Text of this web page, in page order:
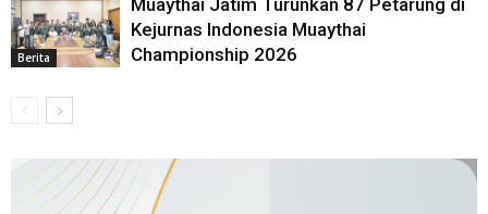
Berita
Muaythai Jatim Turunkan 87 Petarung di
Kejurnas Indonesia Muaythai
Championship 2026